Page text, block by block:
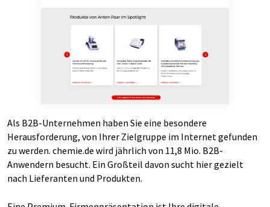
Als B2B-Unternehmen haben Sie eine besondere
Herausforderung, von Ihrer Zielgruppe im Internet gefunden
zu werden. chemie.de wird jährlich von 11,8 Mio. B2B-
Anwendern besucht. Ein Großteil davon sucht hier gezielt
nach Lieferanten und Produkten.